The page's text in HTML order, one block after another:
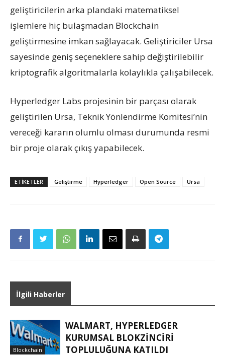
geliştiricilerin arka plandaki matematiksel
işlemlere hiç bulaşmadan Blockchain
geliştirmesine imkan sağlayacak. Geliştiriciler Ursa
sayesinde geniş seçeneklere sahip değiştirilebilir
kriptografik algoritmalarla kolaylıkla çalışabilecek.
Hyperledger Labs projesinin bir parçası olarak
geliştirilen Ursa, Teknik Yönlendirme Komitesi’nin
vereceği kararın olumlu olması durumunda resmi
bir proje olarak çıkış yapabilecek.
ETIKETLER Geliştirme Hyperledger Open Source Ursa
İlgili Haberler
Blockchain
WALMART, HYPERLEDGER
KURUMSAL BLOKZINCIRI
TOPLULUĞUNA KATILDI